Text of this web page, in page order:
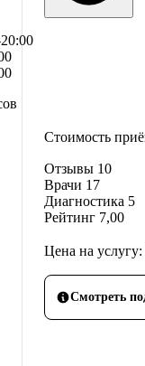
Стоимость
Отзывы 10
Врачи 17
Диагностика 5
Рейтинг 7,00
Цена на
Смотреть